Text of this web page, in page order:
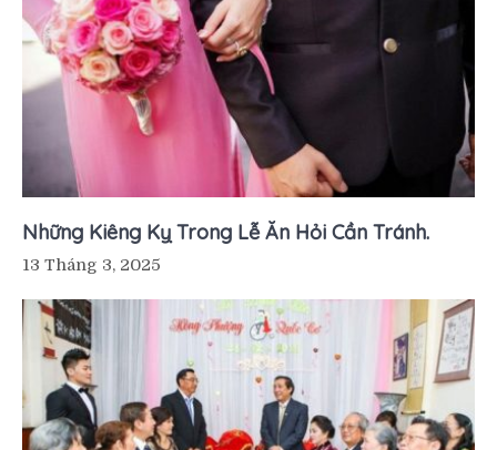
Những Kiêng Kỵ Trong Lễ Ăn Hỏi Cần Tránh.
13 Tháng 3, 2025